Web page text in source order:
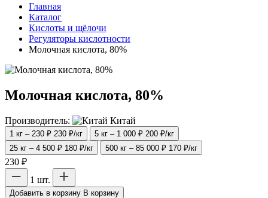
Главная
Каталог
Кислоты и щёлочи
Регуляторы кислотности
Молочная кислота, 80%
Молочная кислота, 80%
Производитель: Китай
1 кг – 230 ₽ 230 ₽/кг 5 кг – 1 000 ₽ 200 ₽/кг
25 кг – 4 500 ₽ 180 ₽/кг 500 кг – 85 000 ₽ 170 ₽/кг
230 ₽
1 шт.
Добавить в корзину В корзину